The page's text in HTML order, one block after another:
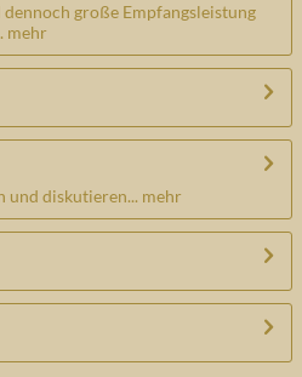
große Empfangsleistung
mehr
und diskutieren... mehr